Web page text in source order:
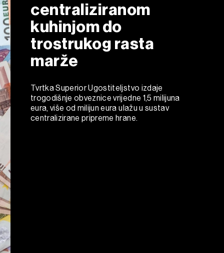
centraliziranom
kuhinjom do
trostrukog rasta
marže
Tvrtka Superior Ugostiteljstvo izdaje
trogodišnje obveznice vrijedne 1,5 milijuna
eura, više od milijun eura ulažu u sustav
centralizirane pripreme hrane.